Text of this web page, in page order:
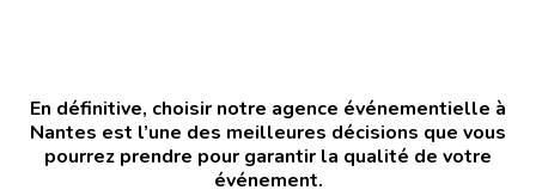
En définitive, choisir notre agence événementielle à
Nantes est l’une des meilleures décisions que vous
pourrez prendre pour garantir la qualité de votre
événement.